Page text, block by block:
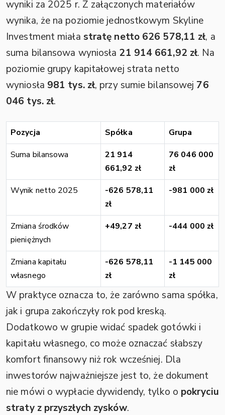
wyniki za 2025 r. Z załączonych materiałów
wynika, że na poziomie jednostkowym Skyline
Investment miała stratę netto 626 578,11 zł, a
suma bilansowa wyniosła 21 914 661,92 zł. Na
poziomie grupy kapitałowej strata netto
wyniosła 981 tys. zł, przy sumie bilansowej 76
046 tys. zł.
Pozycja Spółka
Grupa
Suma bilansowa
21 914
661,92 zł
76 046 000
zł
Wynik netto 2025
-626 578,11
zł
-981 000 zł
Zmiana środków
pieniężnych
+49,27 zł -444 000 zł
Zmiana kapitału
własnego
-626 578,11
zł
-1 145 000
zł
W praktyce oznacza to, że zarówno sama spółka,
jak i grupa zakończyły rok pod kreską.
Dodatkowo w grupie widać spadek gotówki i
kapitału własnego, co może oznaczać słabszy
komfort finansowy niż rok wcześniej. Dla
inwestorów najważniejsze jest to, że dokument
nie mówi o wypłacie dywidendy, tylko o pokryciu
straty z przyszłych zysków.